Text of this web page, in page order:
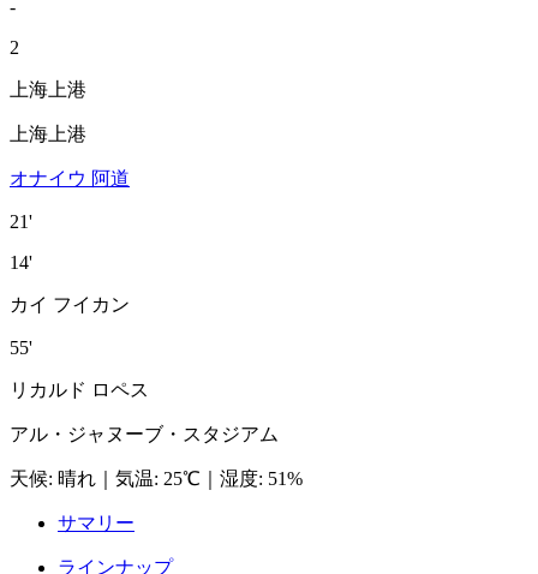
-
2
上海上港
上海上港
オナイウ 阿道
21'
14'
カイ フイカン
55'
リカルド ロペス
アル・ジャヌーブ・スタジアム
天候: 晴れ 気温: 25℃ 湿度: 51%
サマリー
ラインナップ